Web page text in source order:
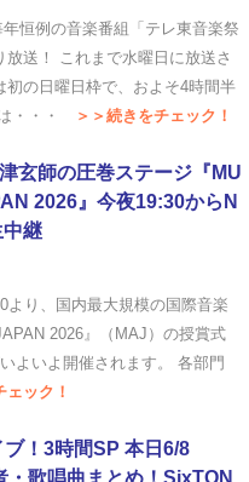
恒例の音楽番組「テレ東音楽祭
送！ これまで水曜日に放送さ
初の日曜日枠で、およそ4時間半
・・・
＞＞続きをチェック！
玄師の圧巻ステージ『MU
2026』今夜19:30からN
継
より、国内最大規模の国際音楽
2026』（MAJ）の授賞式
よいよ開催されます。 各部門
ェック！
！3時間SP 本日6/8
歌唱曲まとめ！SixTON